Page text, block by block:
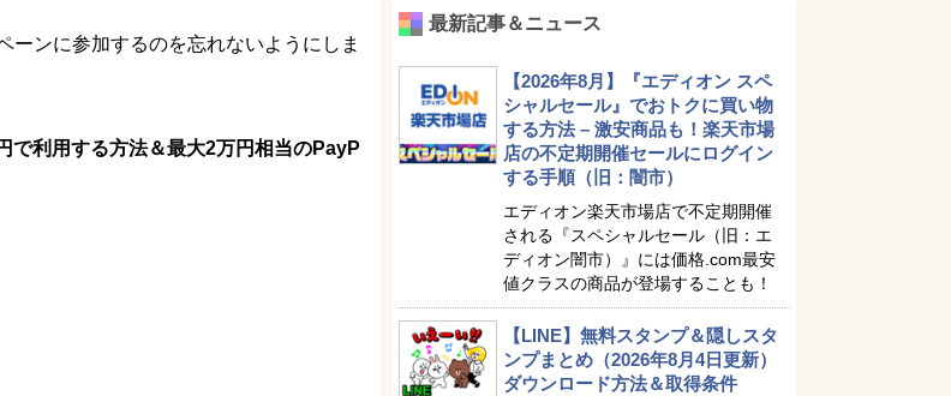
ンに参加するのを忘れないようにしま
で利用する方法＆最大2万円相当のPayP
最新記事＆ニュース
【2026年8月】『エディオン スペ
シャルセール』でおトクに買い物
する方法 – 激安商品も！楽天市場
店の不定期開催セールにログイン
する手順（旧：闇市）
エディオン楽天市場店で不定期開催
される『スペシャルセール（旧：エ
ディオン闇市）』には価格.com最安
値クラスの商品が登場することも！
【LINE】無料スタンプ＆隠しスタ
ンプまとめ（2026年8月4日更新）
ダウンロード方法＆取得条件